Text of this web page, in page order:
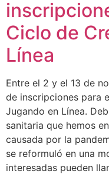
Ciclo de
Línea
Entre el 2 y el 13 de
de inscripciones para
Jugando en Línea.
sanitaria que hemos
causada por la
se reformuló en una
interesadas pueden